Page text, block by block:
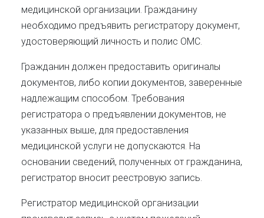
медицинской организации. Гражданину
необходимо предъявить регистратору документ,
удостоверяющий личность и полис ОМС.
Гражданин должен предоставить оригиналы
документов, либо копии документов, заверенные
надлежащим способом. Требования
регистратора о предъявлении документов, не
указанных выше, для предоставления
медицинской услуги не допускаются. На
основании сведений, полученных от гражданина,
регистратор вносит реестровую запись.
Регистратор медицинской организации